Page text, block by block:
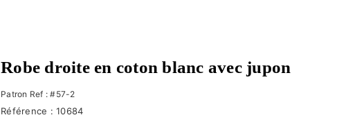
Robe droite en coton blanc avec jupon
Patron Ref : #57-2
Référence : 10684